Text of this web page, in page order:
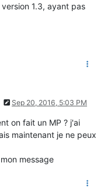
1.3, ayant pas
Sep 20, 2016, 5:03 PM
on fait un MP ? j'ai
maintenant je ne peux
message